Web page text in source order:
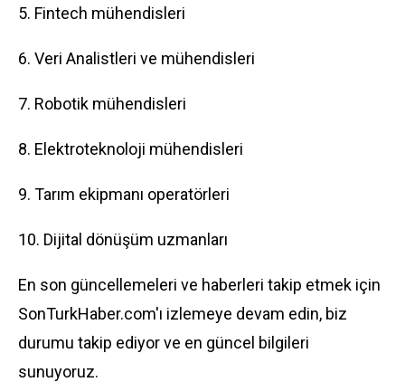
5. Fintech mühendisleri
6. Veri Analistleri ve mühendisleri
7. Robotik mühendisleri
8. Elektroteknoloji mühendisleri
9. Tarım ekipmanı operatörleri
10. Dijital dönüşüm uzmanları
En son güncellemeleri ve haberleri takip etmek için
SonTurkHaber.com'ı izlemeye devam edin, biz
durumu takip ediyor ve en güncel bilgileri
sunuyoruz.